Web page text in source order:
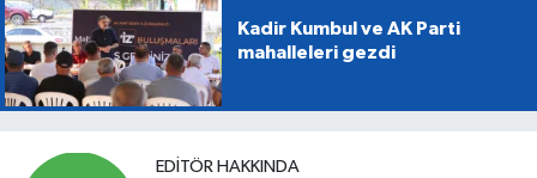
Kadir Kumbul ve AK Parti
mahalleleri gezdi
EDITÖR HAKKINDA